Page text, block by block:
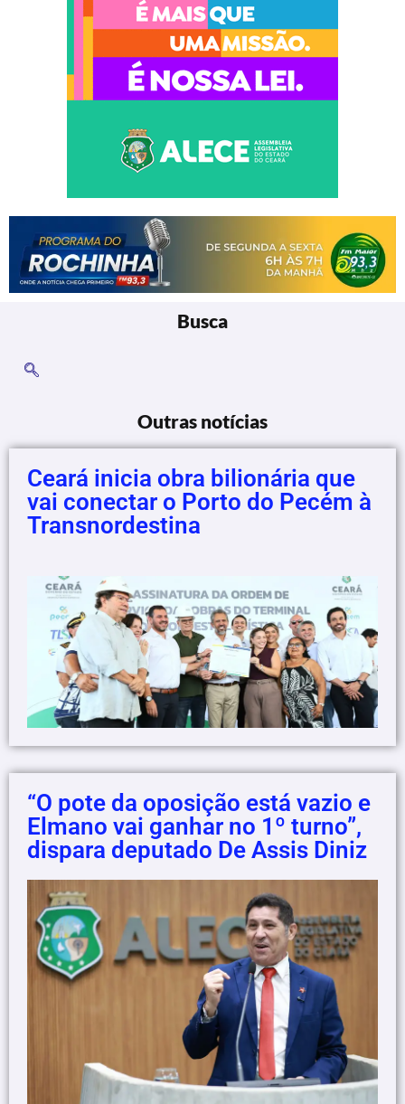
Busca
Outras notícias
Ceará inicia obra bilionária que
vai conectar o Porto do Pecém à
Transnordestina
“O pote da oposição está vazio e
Elmano vai ganhar no 1º turno”,
dispara deputado De Assis Diniz